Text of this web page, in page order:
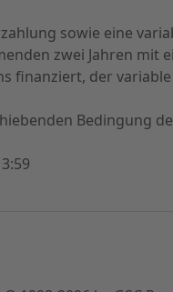
sowie eine
zwei Jahren
finanziert, der
Bedingung